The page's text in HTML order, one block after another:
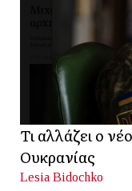
Τι αλλάζει ο
Ουκρανίας
Lesia Bidochko